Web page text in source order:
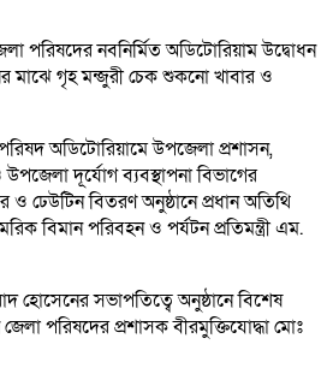
পরিষদের নবনির্মিত অডিটোরিয়াম উদ্বোধন
মাঝে গৃহ মন্জুরী চেক শুকনো খাবার ও
অডিটোরিয়ামে উপজেলা প্রশাসন,
দূর্যোগ ব্যবস্থাপনা বিভাগের
বিতরণ অনুষ্ঠানে প্রধান অতিথি
বিমান পরিবহন ও পর্যটন প্রতিমন্ত্রী এম.
হোসেনের সভাপতিত্বে অনুষ্ঠানে বিশেষ
পরিষদের প্রশাসক বীরমুক্তিযোদ্ধা মোঃ